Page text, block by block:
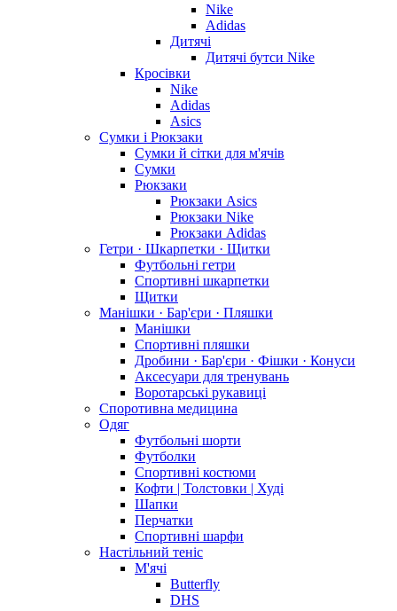
Nike
Adidas
Дитячі
Дитячі бутси Nike
Кросівки
Nike
Adidas
Asics
Сумки і Рюкзаки
Сумки й сітки для м'ячів
Сумки
Рюкзаки
Рюкзаки Asics
Рюкзаки Nike
Рюкзаки Adidas
Гетри · Шкарпетки · Щитки
Футбольні гетри
Спортивні шкарпетки
Щитки
Манішки · Бар'єри · Пляшки
Манішки
Спортивні пляшки
Дробини · Бар'єри · Фішки · Конуси
Аксесуари для тренувань
Воротарські рукавиці
Споротивна медицина
Одяг
Футбольні шорти
Футболки
Спортивні костюми
Кофти | Толстовки | Худі
Шапки
Перчатки
Спортивні шарфи
Настільний теніс
М'ячі
Butterfly
DHS